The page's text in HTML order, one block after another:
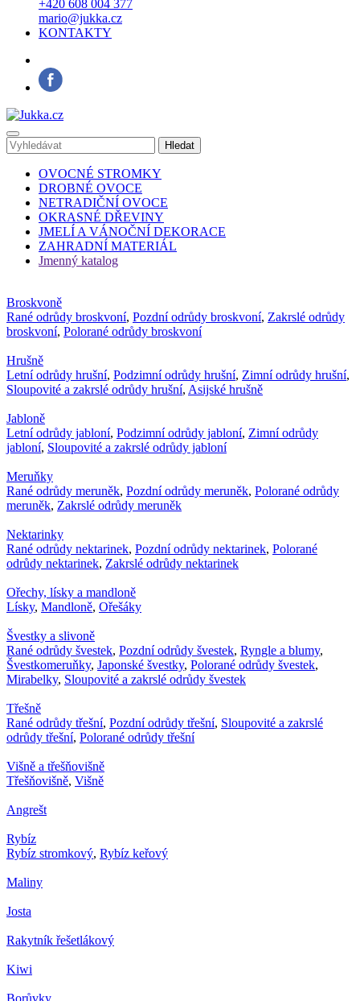
+420 608 004 377
mario@jukka.cz
KONTAKTY
OVOCNÉ STROMKY
DROBNÉ OVOCE
NETRADIČNÍ OVOCE
OKRASNÉ DŘEVINY
JMELÍ A VÁNOČNÍ DEKORACE
ZAHRADNÍ MATERIÁL
Jmenný katalog
Broskvoně
Rané odrůdy broskvoní, Pozdní odrůdy broskvoní, Zakrslé odrůdy
broskvoní, Polorané odrůdy broskvoní
Hrušně
Letní odrůdy hrušní, Podzimní odrůdy hrušní, Zimní odrůdy hrušní,
Sloupovité a zakrslé odrůdy hrušní, Asijské hrušně
Jabloně
Letní odrůdy jabloní, Podzimní odrůdy jabloní, Zimní odrůdy
jabloní, Sloupovité a zakrslé odrůdy jabloní
Meruňky
Rané odrůdy meruněk, Pozdní odrůdy meruněk, Polorané odrůdy
meruněk, Zakrslé odrůdy meruněk
Nektarinky
Rané odrůdy nektarinek, Pozdní odrůdy nektarinek, Polorané
odrůdy nektarinek, Zakrslé odrůdy nektarinek
Ořechy, lísky a mandloně
Lísky, Mandloně, Ořešáky
Švestky a slivoně
Rané odrůdy švestek, Pozdní odrůdy švestek, Ryngle a blumy,
Švestkomeruňky, Japonské švestky, Polorané odrůdy švestek,
Mirabelky, Sloupovité a zakrslé odrůdy švestek
Třešně
Rané odrůdy třešní, Pozdní odrůdy třešní, Sloupovité a zakrslé
odrůdy třešní, Polorané odrůdy třešní
Višně a třešňovišně
Třešňovišně, Višně
Angrešt
Rybíz
Rybíz stromkový, Rybíz keřový
Maliny
Josta
Rakytník řešetlákový
Kiwi
Borůvky